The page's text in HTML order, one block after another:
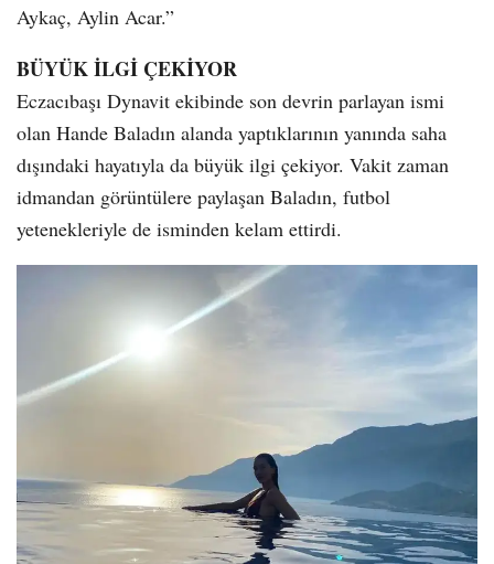
Aykaç, Aylin Acar.”
BÜYÜK İLGİ ÇEKİYOR
Eczacıbaşı Dynavit ekibinde son devrin parlayan ismi
olan Hande Baladın alanda yaptıklarının yanında saha
dışındaki hayatıyla da büyük ilgi çekiyor. Vakit zaman
idmandan görüntülere paylaşan Baladın, futbol
yetenekleriyle de isminden kelam ettirdi.